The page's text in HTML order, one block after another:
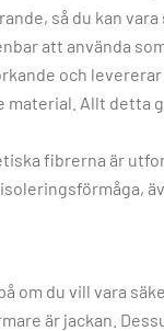
så du kan vara
att använda
och
material. Allt detta
fibrerna är
om du vill vara
är jackan.